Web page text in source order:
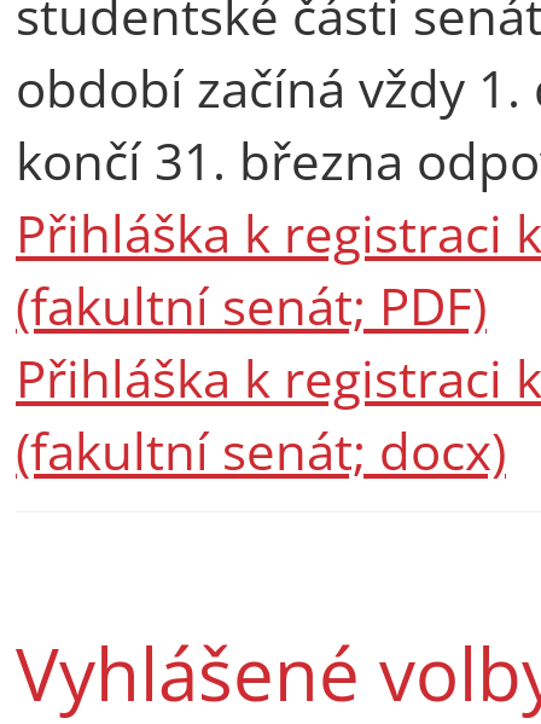
studentské části
období začíná vždy
končí 31. března
Přihláška k registraci
(fakultní senát; PDF)
Přihláška k registraci
(fakultní senát; docx)
Vyhlášené